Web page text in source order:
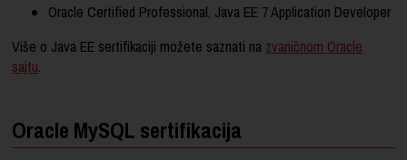
Oracle Certified Professional, Java EE 7 Application Developer
Više o Java EE sertifikaciji možete saznati na zvaničnom Oracle
sajtu.
Oracle MySQL sertifikacija